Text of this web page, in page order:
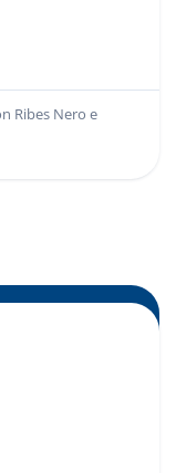
Ribes Nero e